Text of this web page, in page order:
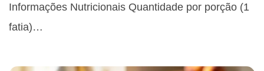
Informações Nutricionais Quantidade por porção (1
fatia)…